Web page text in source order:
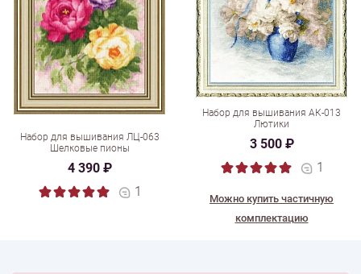
Набор для вышивания ЛЦ-063
Шелковые пионы
4 390 ₽
1
Набор для вышивания АК-013
Лютики
3 500 ₽
1
Можно купить частичную
комплектацию